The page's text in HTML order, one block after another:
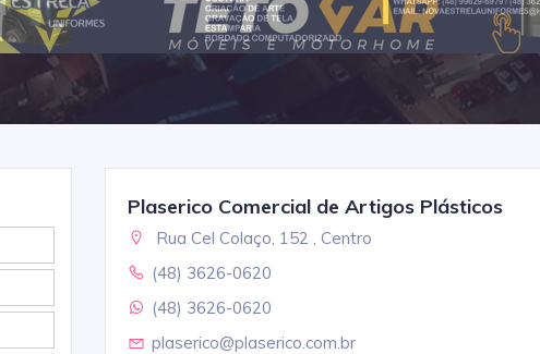
Plaserico Comercial de Artigos Plásticos
Rua Cel Colaço, 152 , Centro
(48) 3626-0620
(48) 3626-0620
plaserico@plaserico.com.br